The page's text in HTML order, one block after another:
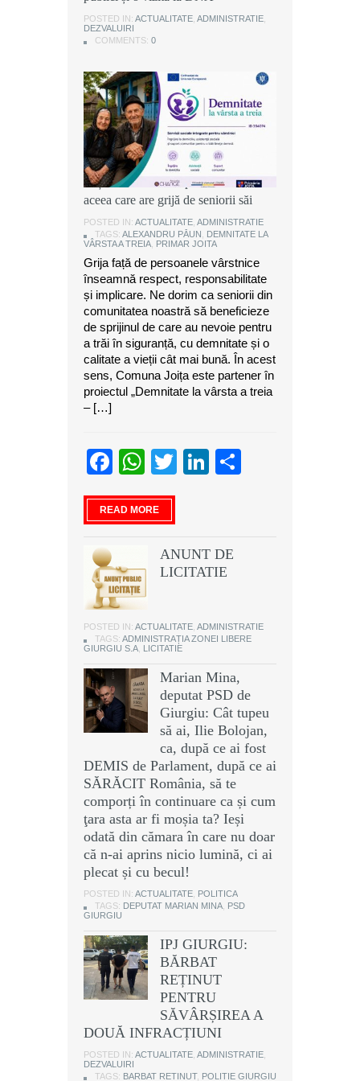
POSTED IN: ACTUALITATE ADMINISTRATIE
DEZVALUIRI
COMMENTS: 0
POSTED IN: ACTUALITATE ADMINISTRATIE
DEZVALUIRI
COMMENTS: 0
POSTED IN: ACTUALITATE ADMINISTRATIE
DEZVALUIRI
COMMENTS: 0
Alexandru Păun, primarul comunei
Joița: O comunitate puternică este
aceea care are grijă de seniorii săi
POSTED IN: ACTUALITATE ADMINISTRATIE
TAGS: ALEXANDRU PĂUN
DEMNITATE LA
VÂRSTA A TREIA PRIMAR JOITA
Grija față de persoanele vârstnice
înseamnă respect, responsabilitate
și implicare. Ne dorim ca seniorii din
comunitatea noastră să beneficieze
de sprijinul de care au nevoie pentru
a trăi în siguranță, cu demnitate și o
calitate a vieții cât mai bună. În acest
sens, Comuna Joița este partener în
proiectul „Demnitate la vârsta a treia
– […]
Facebook
WhatsApp
TwitterLinkedIn
READ MORE
ANUNT DE
LICITATIE
POSTED IN: ACTUALITATE ADMINISTRATIE
TAGS: ADMINISTRAȚIA ZONEI LIBERE
GIURGIU S.A LICITATIE
Marian Mina,
deputat PSD de
Giurgiu: Cât tupeu
să ai, Ilie Bolojan,
ca, după ce ai fost
DEMIS de Parlament, după ce ai
SĂRĂCIT România, să te
comporți în continuare ca și cum
ţara asta ar fi moșia ta? Ieși
odată din cămara în care nu doar
că n-ai aprins nicio lumină, ci ai
plecat și cu becul!
POSTED IN: ACTUALITATE POLITICA
TAGS: DEPUTAT MARIAN MINA PSD
GIURGIU
IPJ GIURGIU:
BĂRBAT
REȚINUT
PENTRU
SĂVÂRȘIREA A
DOUĂ INFRACȚIUNI
POSTED IN: ACTUALITATE ADMINISTRATIE
DEZVALUIRI
TAGS: BARBAT RETINUT, POLITIE GIURGIU